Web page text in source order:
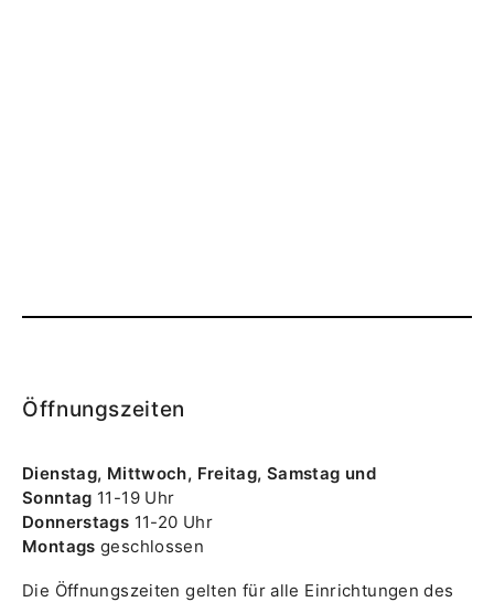
Öffnungszeiten
Dienstag, Mittwoch, Freitag, Samstag und
Sonntag 11-19 Uhr
Donnerstags 11-20 Uhr
Montags geschlossen
Die Öffnungszeiten gelten für alle Einrichtungen des